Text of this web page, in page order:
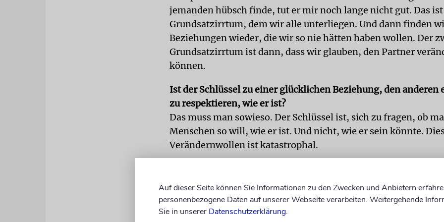
jemanden hübsch finde, tut er mir noch lange nicht gut. Das
Grundsatzirrtum, dem wir alle unterliegen. Und dann finden
Beziehungen wieder, die wir so nie hätten haben wollen. Der
Grundsatzirrtum ist dann, dass wir glauben, den Partner
können.
Ist der Schlüssel zu einer glücklichen Beziehung, den anderen
zu respektieren, wie er ist?
Das muss man sowieso. Der Schlüssel ist, sich zu fragen, ob
Menschen so will, wie er ist. Und nicht, wie er sein könnte.
Verändernwollen ist katastrophal.
Jahre lang versucht, Mick zu verändern, mir ist es nicht
Ja, wir alle haben es schon versucht, nie ist es jemandem
das einzige Ergebnis besteht darin, dass beide sich ungeliebt
Auf dieser Seite können Sie Informationen zu den Zwecken und Anbietern
personenbezogene Daten auf unserer Webseite verarbeiten. Weitergehende
Sie in unserer Datenschutzerklärung.